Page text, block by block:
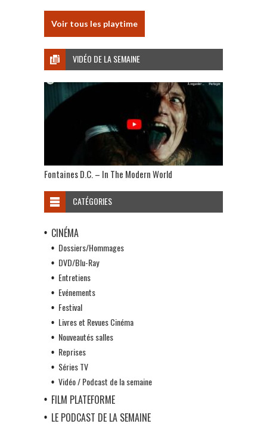
Voir tous les playtime
VIDÉO DE LA SEMAINE
Fontaines D.C. – In The Modern World
CATÉGORIES
CINÉMA
Dossiers/Hommages
DVD/Blu-Ray
Entretiens
Evénements
Festival
Livres et Revues Cinéma
Nouveautés salles
Reprises
Séries TV
Vidéo / Podcast de la semaine
FILM PLATEFORME
LE PODCAST DE LA SEMAINE